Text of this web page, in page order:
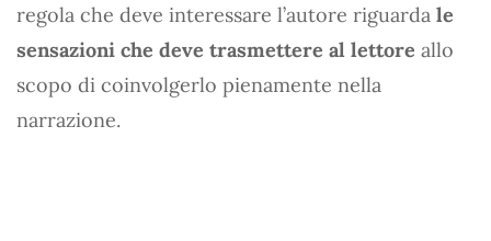
regola che deve interessare l’autore riguarda le
sensazioni che deve trasmettere al lettore allo
scopo di coinvolgerlo pienamente nella
narrazione.